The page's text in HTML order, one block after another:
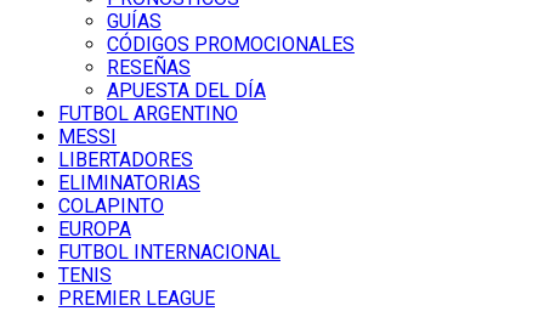
GUÍAS
CÓDIGOS PROMOCIONALES
RESEÑAS
APUESTA DEL DÍA
FUTBOL ARGENTINO
MESSI
LIBERTADORES
ELIMINATORIAS
COLAPINTO
EUROPA
FUTBOL INTERNACIONAL
TENIS
PREMIER LEAGUE